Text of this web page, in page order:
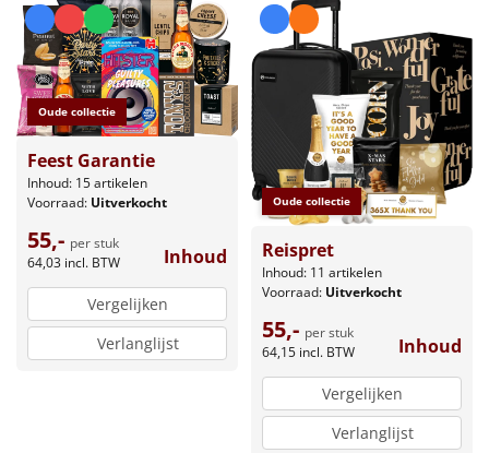
Oude collectie
Feest Garantie
Inhoud: 15 artikelen
Voorraad: Uitverkocht
55,- per stuk
64,03 incl. BTW Inhoud
Vergelijken
Verlanglijst
Oude collectie
Reispret
Inhoud: 11 artikelen
Voorraad: Uitverkocht
55,- per stuk
64,15 incl. BTW Inhoud
Vergelijken
Verlanglijst